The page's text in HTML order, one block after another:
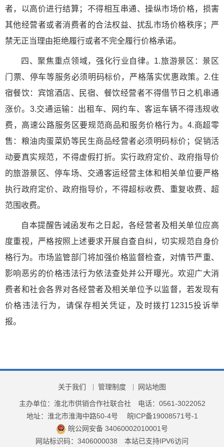
者，以高价进行结算；不得相互串通、操纵市场价格，损害
其他经营者或者消费者的合法权益、扰乱市场价格秩序；严
禁无正当理由拒绝履行或者不完全履行价格承诺。
四、聚焦重点领域，强化行业自律。1.旅游景区：景区
门票、停车等服务必须明码标价，严格落实优惠政策。2.住
宿餐饮：宾馆酒店、民宿、餐饮经营者不得借节日之机串通
涨价。3.交通运输：出租车、网约车、客运车辆不得违规收
费，高速公路服务区要规范商品和服务价格行为。4.商超零
售：粮油肉蛋菜奶等民生商品经营者必须明码标价；促销活
动要真实规范，不得虚假打折。实行政府定价、政府指导价
的旅游景区、停车场、交通客运经营主体和相关单位要严格
执行政府定价、政府指导价，不得超标收费、重复收费、超
范围收费。
自本提醒告诫函发布之日起，各经营者及相关单位应高
度重视，严格按照上述要求开展自查自纠，切实规范自身价
格行为。市场监管部门将加强价格监督检查，对情节严重、
影响恶劣的价格违法行为依法查处并公开曝光。欢迎广大消
费者和社会各界对各经营者及相关单位予以监督，若发现有
价格违法行为，请保存相关凭证，及时拨打12315投诉举
报。
关于我们 管理制度 网站地图
主办单位：淮北市供销合作社联合社
电话：0561-3022052
地址：淮北市淮海中路50-4号
皖ICP备19008571号-1
皖公网安备 34060002010001号
网站标识码：3406000038
本站已支持IPV6访问